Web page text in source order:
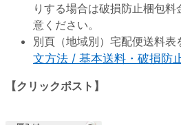
りする場合は破損防止梱包
意ください。
別頁（地域別）宅配便送料
文方法 / 基本送料・破損防
【クリックポスト】